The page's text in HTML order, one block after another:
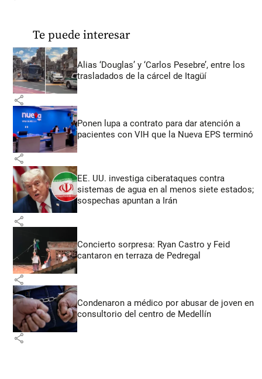
Te puede interesar
Alias ‘Douglas’ y ‘Carlos Pesebre’, entre los
trasladados de la cárcel de Itagüí
share
Ponen lupa a contrato para dar atención a
pacientes con VIH que la Nueva EPS terminó
share
EE. UU. investiga ciberataques contra
sistemas de agua en al menos siete estados;
sospechas apuntan a Irán
share
Concierto sorpresa: Ryan Castro y Feid
cantaron en terraza de Pedregal
share
Condenaron a médico por abusar de joven en
consultorio del centro de Medellín
share